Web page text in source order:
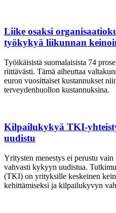
Liike osaksi
työkykyä liikunnan
Työikäisistä suomalaisista 74
riittävästi. Tämä aiheuttaa
euron vuosittaiset kustannukset
terveydenhuollon kustannuksina.
Kilpailukykyä TKI-
uudistu
Yritysten menestys ei perustu vain
vahvasti kykyyn uudistua.
(TKI) on yrityksille keskeinen
kehittämiseksi ja kilpailukyvyn